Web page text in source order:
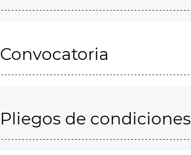
Convocatoria
Pliegos de condiciones